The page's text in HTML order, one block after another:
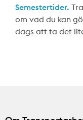
Semestertider.
om vad du kan
dags att ta det